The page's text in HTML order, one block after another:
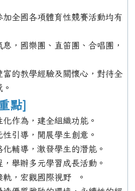
加全國各項體育性競賽活動均有
，國樂團、直笛團、合唱團，
富的教學經驗及關懷心，對待全
點]
作為，建全組織功能。
引導，開展學生創意。
輔導，激發學生的潛能。
舉辦多元學習成長活動。
軌，宏觀國際視野 。